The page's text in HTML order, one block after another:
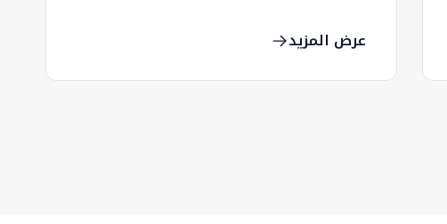
عرض المزيد